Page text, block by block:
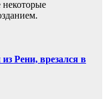
Рени, врезался в